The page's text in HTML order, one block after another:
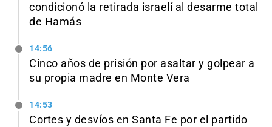
condicionó la retirada israelí al desarme total
de Hamás
14:56
Cinco años de prisión por asaltar y golpear a
su propia madre en Monte Vera
14:53
Cortes y desvíos en Santa Fe por el partido